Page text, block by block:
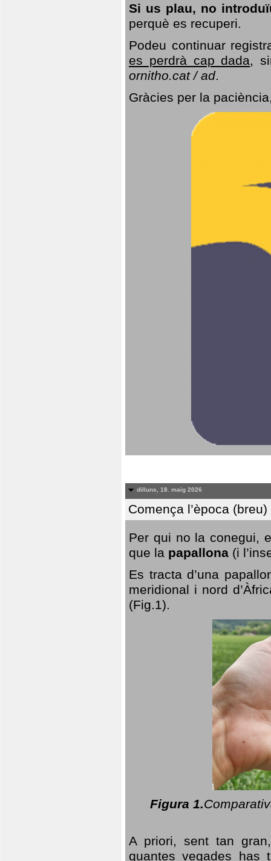
Si us plau, no
perquè es recuperi.
Podeu continuar
es perdrà cap dada,
ornitho.cat / ad.
Gràcies per la
dilluns, 18. maig 2026
Comença l’època
Per qui no la conegui,
que la papallona (i
Es tracta d’una
meridional i nord
(Fig.1).
Figura 1.
A priori, sent tan
quantes vegades has